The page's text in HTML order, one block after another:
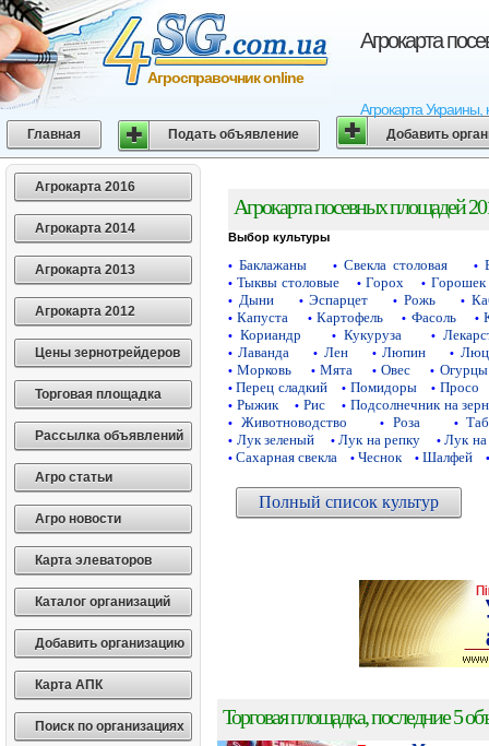
Агрокарта
Агрокарта
Агросправочник online
Главная Подать объявление Добавить
Агрокарта 2016
Агрокарта 2014
Агрокарта 2013
Агрокарта 2012
Цены зернотрейдеров
Торговая площадка
Рассылка объявлений
Агро статьи
Агро новости
Карта элеваторов
Каталог организаций
Добавить организацию
Карта АПК
Поиск по организациях
Агрокарта посевных площадей
Выбор культуры
• Баклажаны • Свекла столовая •
• Тыквы столовые • Горох • Горошек
• Дыни • Эспарцет • Рожь •
• Капуста • Картофель • Фасоль •
• Кориандр • Кукуруза •
• Лаванда • Лен • Люпин •
• Морковь • Мята • Овес • Огурцы
• Перец сладкий • Помидоры • Просо
• Рыжик • Рис • Подсолнечник на
• Животноводство • Роза •
• Лук зеленый • Лук на репку • Лук на
• Сахарная свекла • Чеснок • Шалфей •
Полный список культур
Торговая площадка, последние 5